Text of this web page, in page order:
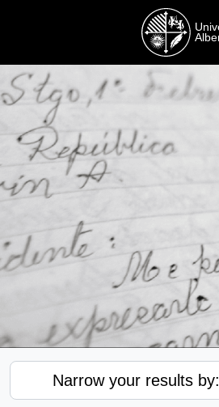
Narrow your results by: